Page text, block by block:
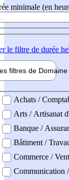
minimale (en
le filtre de durée
filtres de
professionel
Achats /
Arts / Artisanat
Banque /
Bâtiment /
Commerce /
Communication